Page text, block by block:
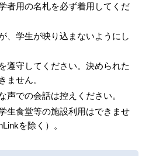
者用の名札を必ず着用してくだ
、学生が映り込まないようにし
遵守してください。決められた
ません。
声での会話は控えください。
生食堂等の施設利用はできませ
を除く）。